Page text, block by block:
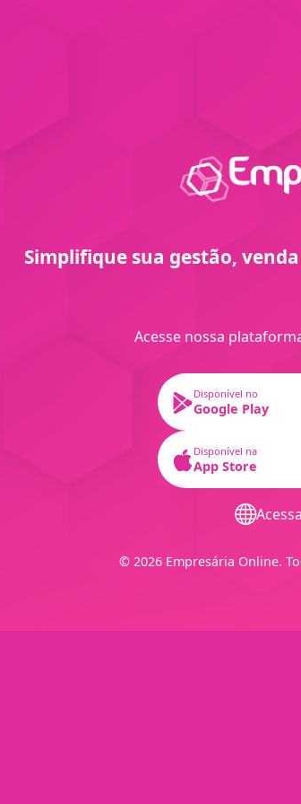
Simplifique sua gestão,
Acesse nossa
Disponível no
Google Play
Disponível na
App Store
© 2026 Empresária Online.